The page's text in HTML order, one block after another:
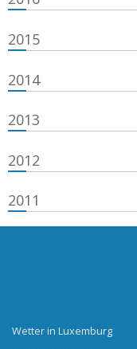
2015
2014
2013
2012
2011
Wetter in Luxemburg